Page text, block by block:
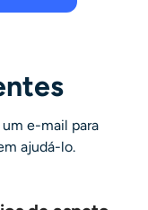
e-mail para
ajudá-lo.